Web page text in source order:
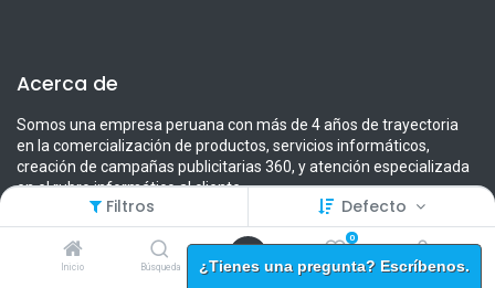
Filtros Defecto
Inicio Búsqueda
0
Lista de
deseos
Cuenta
Acerca de
Somos una empresa peruana con más de 4 años de trayectoria
en la comercialización de productos, servicios informáticos,
creación de campañas publicitarias 360, y atención especializada
en el rubro informático al cliente.
Contamos un amplio portafolio de productos informáticos y
tecnológicos de calidad comprobable a precios competitivos.
¿Tienes una pregunta? Escríbenos.